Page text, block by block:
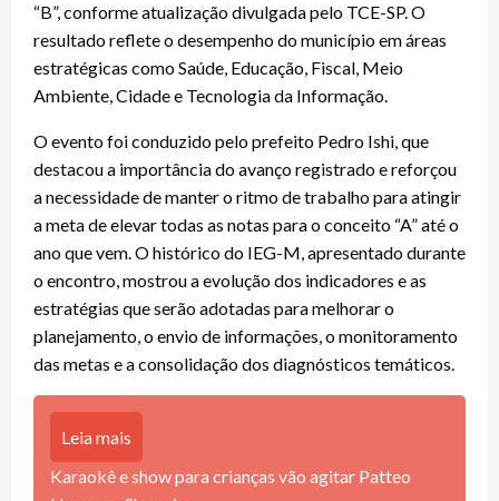
“B”, conforme atualização divulgada pelo TCE-SP. O
resultado reflete o desempenho do município em áreas
estratégicas como Saúde, Educação, Fiscal, Meio
Ambiente, Cidade e Tecnologia da Informação.
O evento foi conduzido pelo prefeito Pedro Ishi, que
destacou a importância do avanço registrado e reforçou
a necessidade de manter o ritmo de trabalho para atingir
a meta de elevar todas as notas para o conceito “A” até o
ano que vem. O histórico do IEG-M, apresentado durante
o encontro, mostrou a evolução dos indicadores e as
estratégias que serão adotadas para melhorar o
planejamento, o envio de informações, o monitoramento
das metas e a consolidação dos diagnósticos temáticos.
Leia mais
Karaokê e show para crianças vão agitar Patteo